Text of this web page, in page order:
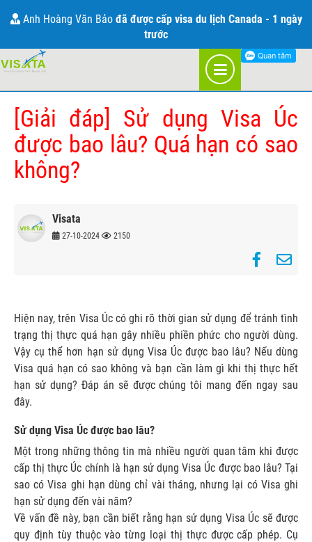
THÔNG TIN VỀ VISA ÚC
TRANG CHỦ
[Giải đáp] Sử dụng Visa Úc
được bao lâu? Quá hạn có sao
không?
Visata
27-10-2024 2150
Hiện nay, trên Visa Úc có ghi rõ thời gian sử dụng để tránh tình
trạng thị thực quá hạn gây nhiều phiền phức cho người dùng.
Vậy cụ thể hơn hạn sử dụngVisa Úc được bao lâu? Nếu dùng
Visa quá hạn có sao không và bạn cần làm gì khi thị thực hết
hạn sử dụng? Đáp án sẽ được chúng tôi mang đến ngay sau
đây.
Sử dụng Visa Úc được bao lâu?
Một trong những thông tin mà nhiều người quan tâm khi được
cấp thị thực Úc chính là hạn sử dụng Visa Úc được bao lâu? Tại
sao có Visa ghi hạn dùng chỉ vài tháng, nhưng lại có Visa ghi
hạn sử dụng đến vài năm?
Về vấn đề này, bạn cần biết rằng hạn sử dụng Visa Úc sẽ được
quy định tùy thuộc vào từng loại thị thực được cấp phép. Cụ
Anh Hoàng Văn Bảo đã được cấp visa du lịch Canada - 1 ngày
trước